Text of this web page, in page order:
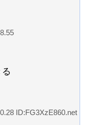
ID:FG3XzE860.net